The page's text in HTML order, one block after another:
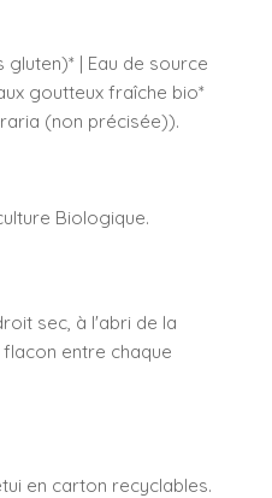
| Eau de source
goutteux fraîche bio*
(non précisée)).
Biologique.
sec, à l'abri de la
entre chaque
en carton recyclables.